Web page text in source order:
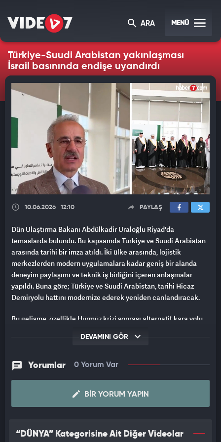
ARA MENÜ
Türkiye-Suudi Arabistan yakınlaşması
İsrail basınında endişe uyandırdı
10.06.2026 12:10 PAYLAŞ
Dün Ulaştırma Bakanı Abdülkadir Uraloğlu Riyad'da
temaslarda bulundu. Bu kapsamda Türkiye ve Suudi Arabistan
arasında tarihi bir imza atıldı. İki ülke arasında, lojistik
merkezlerden modern uygulamalara kadar geniş bir alanda
deneyim paylaşımı ve teknik iş birliğini içeren anlaşmalar
yapıldı. Buna göre; Türkiye ve Suudi Arabistan, tarihi Hicaz
Demiryolu hattını modernize ederek yeniden canlandıracak.
Bu gelişme, özellikle Hürmüz krizi sonrası alternatif kara yolu
esnekliğini artıracak önemli bir gelişme olarak
İsrail merkezli yayın organı Srugim, Türkiye ve Suudi Arabistan
arasında imzalanan tarihi anlaşmayı "Hayal ve Yıkılışı: Türkiye
ile manşetlere taşıdı.
DEVAMINI GÖR
Yorumlar 0 Yorum Var
BIR YORUM YAPIN
“DÜNYA” Kategorisine Ait Diğer Videolar